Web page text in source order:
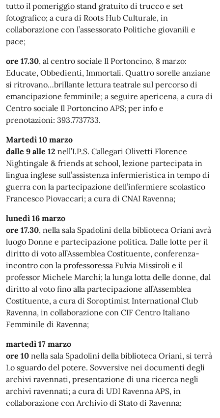
tutto il pomeriggio stand gratuito di trucco e set
fotografico; a cura di Roots Hub Culturale, in
collaborazione con l’assessorato Politiche giovanili e
pace;
ore 17.30, al centro sociale Il Portoncino, 8 marzo:
Educate, Obbedienti, Immortali. Quattro sorelle anziane
si ritrovano…brillante lettura teatrale sul percorso di
emancipazione femminile; a seguire apericena, a cura di
Centro sociale Il Portoncino APS; per info e
prenotazioni: 393.7737733.
Martedì 10 marzo
dalle 9 alle 12 nell’I.P.S. Callegari Olivetti Florence
Nightingale & friends at school, lezione partecipata in
lingua inglese sull’assistenza infermieristica in tempo di
guerra con la partecipazione dell’infermiere scolastico
Francesco Piovaccari; a cura di CNAI Ravenna;
lunedì 16 marzo
ore 17.30, nella sala Spadolini della biblioteca Oriani avrà
luogo Donne e partecipazione politica. Dalle lotte per il
diritto di voto all’Assemblea Costituente, conferenza-
incontro con la professoressa Fulvia Missiroli e il
professor Michele Marchi; la lunga lotta delle donne, dal
diritto al voto fino alla partecipazione all’Assemblea
Costituente, a cura di Soroptimist International Club
Ravenna, in collaborazione con CIF Centro Italiano
Femminile di Ravenna;
martedì 17 marzo
ore 10 nella sala Spadolini della biblioteca Oriani, si terrà
Lo sguardo del potere. Sovversive nei documenti degli
archivi ravennati, presentazione di una ricerca negli
archivi ravennati; a cura di UDI Ravenna APS, in
collaborazione con Archivio di Stato di Ravenna;